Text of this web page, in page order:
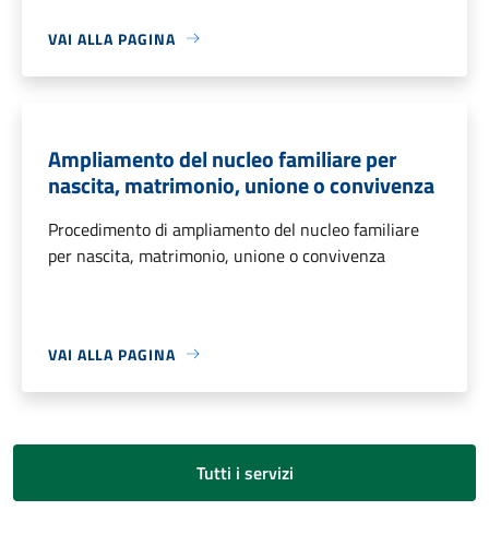
VAI ALLA PAGINA
Ampliamento del nucleo familiare per
nascita, matrimonio, unione o convivenza
Procedimento di ampliamento del nucleo familiare
per nascita, matrimonio, unione o convivenza
VAI ALLA PAGINA
Tutti i servizi